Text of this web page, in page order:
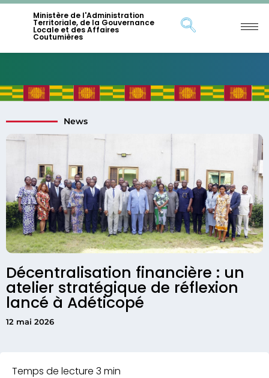
Ministère de l'Administration
Territoriale, de la Gouvernance
Locale et des Affaires
Coutumières
Décentralisation financière : un
atelier stratégique de réflexion
lancé à Adéticopé
12 mai 2026
News